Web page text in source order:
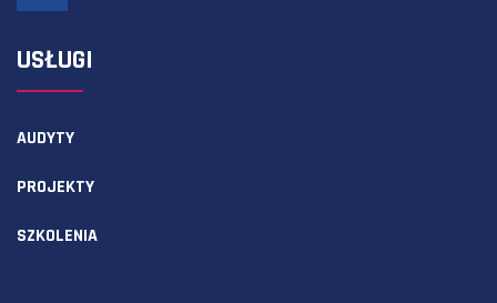
USŁUGI
AUDYTY
PROJEKTY
SZKOLENIA